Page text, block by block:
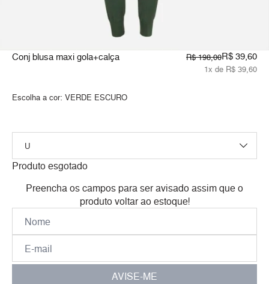
Conj blusa maxi gola+calça R$ 198,00R$ 39,60
1x de R$ 39,60
Escolha a cor: VERDE ESCURO
Produto esgotado
Preencha os campos para ser avisado assim que o
produto voltar ao estoque!
AVISE-ME